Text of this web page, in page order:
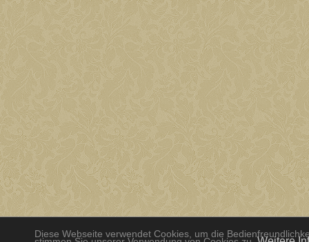
Diese Webseite verwendet Cookies, um die